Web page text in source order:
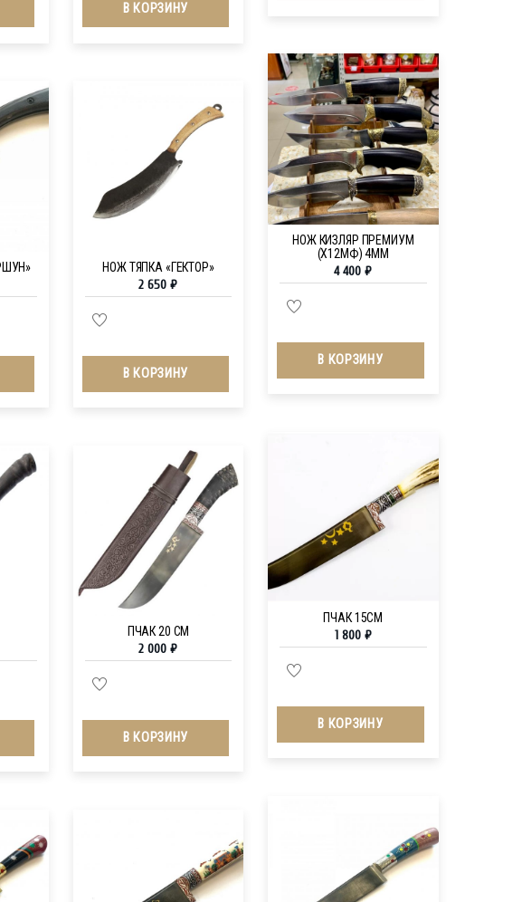
В КОРЗИНУ
НОЖ КИЗЛЯР ПРЕМИУМ
(Х12МФ) 4ММ
4 400₽
В КОРЗИНУ
НОЖ ТЯПКА «ГЕКТОР»
2 650₽
В КОРЗИНУ
ПЧАК 15СМ
1 800 ₽
В КОРЗИНУ
ПЧАК 20 СМ
2 000₽
В КОРЗИНУ